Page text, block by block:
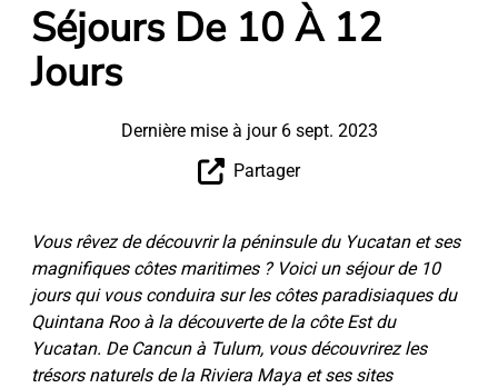
Séjours De 10 À 12
Jours
Dernière mise à jour 6 sept. 2023
Partager
Vous rêvez de découvrir la péninsule du Yucatan et ses
magnifiques côtes maritimes ? Voici un séjour de 10
jours qui vous conduira sur les côtes paradisiaques du
Quintana Roo à la découverte de la côte Est du
Yucatan. De Cancun à Tulum, vous découvrirez les
trésors naturels de la Riviera Maya et ses sites